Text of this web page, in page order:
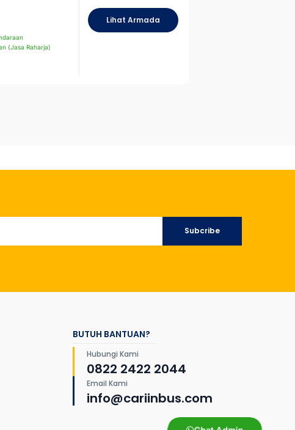
(Jasa Raharja)
Lihat Armada
Subcribe
BUTUH BANTUAN?
Hubungi Kami
0822 2422 2044
Email Kami
info@cariinbus.com